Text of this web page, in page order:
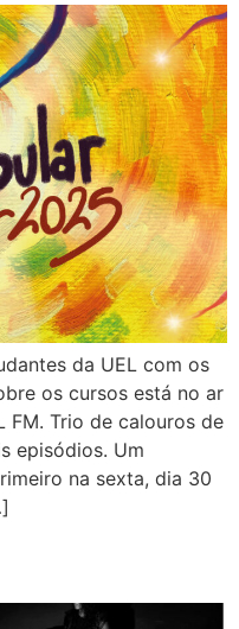
da UEL com os
os cursos está no ar
FM. Trio de calouros de
episódios. Um
na sexta, dia 30